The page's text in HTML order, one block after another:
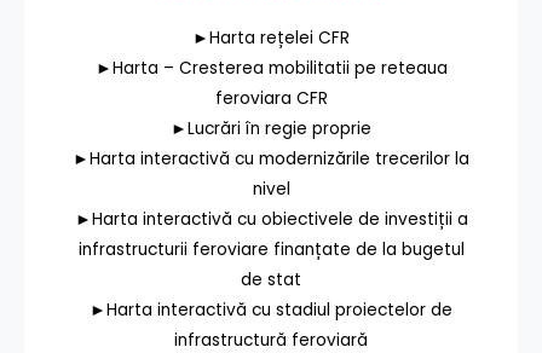
►Harta rețelei CFR
►Harta – Cresterea mobilitatii pe reteaua
feroviara CFR
►Lucrări în regie proprie
►Harta interactivă cu modernizările trecerilor la
nivel
►Harta interactivă cu obiectivele de investiții a
infrastructurii feroviare finanțate de la bugetul
de stat
►Harta interactivă cu stadiul proiectelor de
infrastructură feroviară